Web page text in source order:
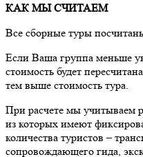
КАК МЫ СЧИТАЕМ
Все сборные туры
Если Ваша группа меньше
стоимость будет
тем выше стоимость тура.
При расчете мы учитываем
из которых имеют
количества туристов –
сопровождающего гида,